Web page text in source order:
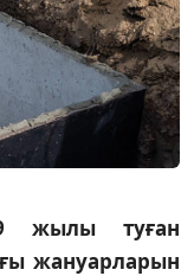
жылы туған
жануарларын